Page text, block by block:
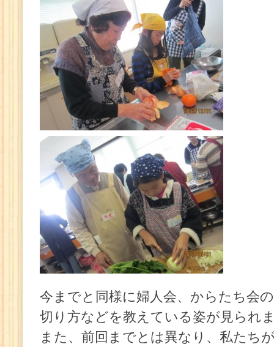
今までと同様に婦人会、からたち会
切り方などを教えている姿が見られ
また、前回までとは異なり、私たち